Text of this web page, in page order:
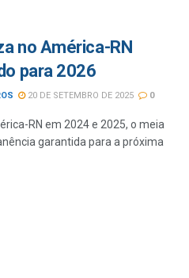
no América-RN
para 2026
20 DE SETEMBRO DE 2025 0
RN em 2024 e 2025, o meia
garantida para a próxima